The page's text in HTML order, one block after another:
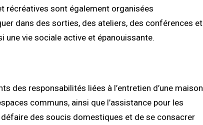
récréatives sont également organisées
dans des sorties, des ateliers, des conférences et
vie sociale active et épanouissante.
des responsabilités liées à l’entretien d’une maison
communs, ainsi que l’assistance pour les
des soucis domestiques et de se consacrer